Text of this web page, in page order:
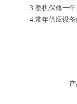
3.整机保修一
4.常年供应设
产